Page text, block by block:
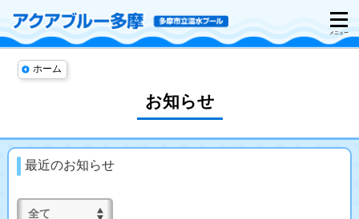
ホーム
お知らせ
最近のお知らせ